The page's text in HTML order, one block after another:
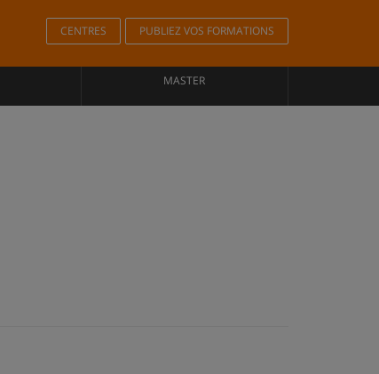
CENTRES PUBLIEZ VOS FORMATIONS
MASTER